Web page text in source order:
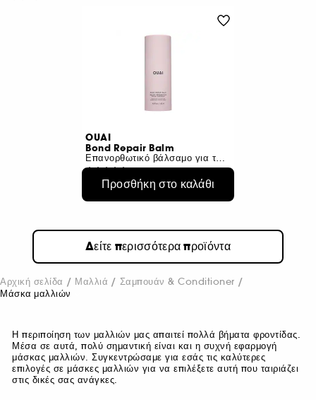
OUAI
Bond Repair Balm
Επανορθωτικό βάλσαμο για ταλαιπωρημένα μαλλιά
2031
€ 52,95
Προσθήκη στο καλάθι
Δείτε περισσότερα προϊόντα
Αρχική σελίδα Μαλλιά Σαμπουάν & Conditioner
Μάσκα μαλλιών
Η περιποίηση των μαλλιών μας απαιτεί πολλά βήματα φροντίδας.
Μέσα σε αυτά, πολύ σημαντική είναι και η συχνή εφαρμογή
μάσκας μαλλιών. Συγκεντρώσαμε για εσάς τις καλύτερες
επιλογές σε μάσκες μαλλιών για να επιλέξετε αυτή που ταιριάζει
στις δικές σας ανάγκες.